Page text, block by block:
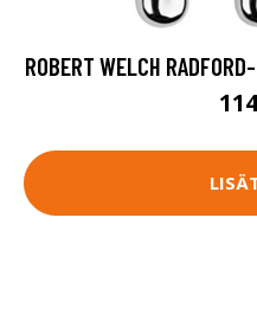
ROBERT WELCH